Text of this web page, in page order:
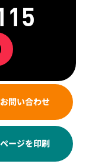
お問い合わせ
ページを印刷